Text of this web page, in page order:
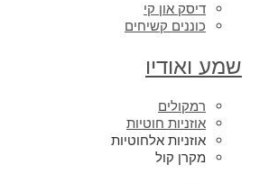
דיסק און קי
כוננים קשיחים
שמע ואודיו
רמקולים
אוזניות חוטיות
אוזניות אלחוטיות
מקרן קול